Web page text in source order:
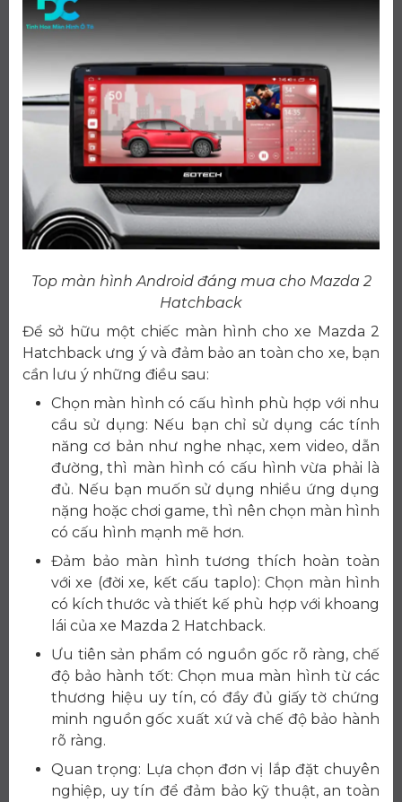
Top màn hình Android đáng mua cho Mazda 2
Hatchback
Để sở hữu một chiếc màn hình cho xe Mazda 2
Hatchback ưng ý và đảm bảo an toàn cho xe, bạn
cần lưu ý những điều sau:
Chọn màn hình có cấu hình phù hợp với nhu
cầu sử dụng: Nếu bạn chỉ sử dụng các tính
năng cơ bản như nghe nhạc, xem video, dẫn
đường, thì màn hình có cấu hình vừa phải là
đủ. Nếu bạn muốn sử dụng nhiều ứng dụng
nặng hoặc chơi game, thì nên chọn màn hình
có cấu hình mạnh mẽ hơn.
Đảm bảo màn hình tương thích hoàn toàn
với xe (đời xe, kết cấu taplo): Chọn màn hình
có kích thước và thiết kế phù hợp với khoang
lái của xe Mazda 2 Hatchback.
Ưu tiên sản phẩm có nguồn gốc rõ ràng, chế
độ bảo hành tốt: Chọn mua màn hình từ các
thương hiệu uy tín, có đầy đủ giấy tờ chứng
minh nguồn gốc xuất xứ và chế độ bảo hành
rõ ràng.
Quan trọng: Lựa chọn đơn vị lắp đặt chuyên
nghiệp, uy tín để đảm bảo kỹ thuật, an toàn